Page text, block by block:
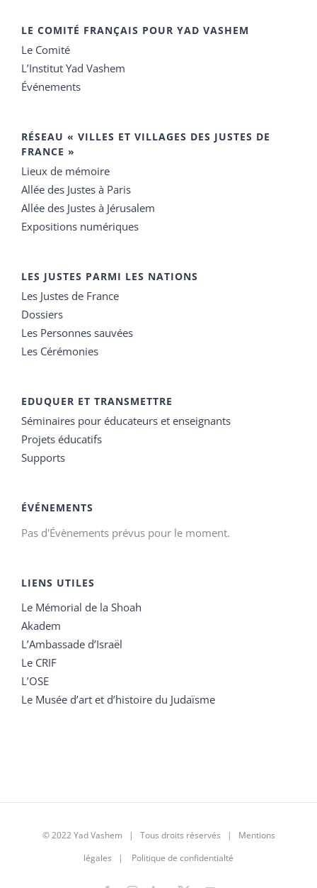
LE COMITÉ FRANÇAIS POUR YAD VASHEM
Le Comité
L’Institut Yad Vashem
Événements
RÉSEAU « VILLES ET VILLAGES DES JUSTES DE
FRANCE »
Lieux de mémoire
Allée des Justes à Paris
Allée des Justes à Jérusalem
Expositions numériques
LES JUSTES PARMI LES NATIONS
Les Justes de France
Dossiers
Les Personnes sauvées
Les Cérémonies
EDUQUER ET TRANSMETTRE
Séminaires pour éducateurs et enseignants
Projets éducatifs
Supports
ÉVÉNEMENTS
Pas d'Évènements prévus pour le moment.
LIENS UTILES
Le Mémorial de la Shoah
Akadem
L’Ambassade d’Israël
Le CRIF
L’OSE
Le Musée d’art et d’histoire du Judaïsme
© 2022 Yad Vashem | Tous droits réservés | Mentions
légales | Politique de confidentialté